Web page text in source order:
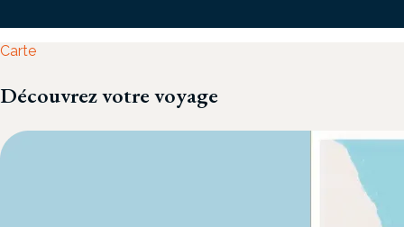
Carte
Découvrez votre voyage